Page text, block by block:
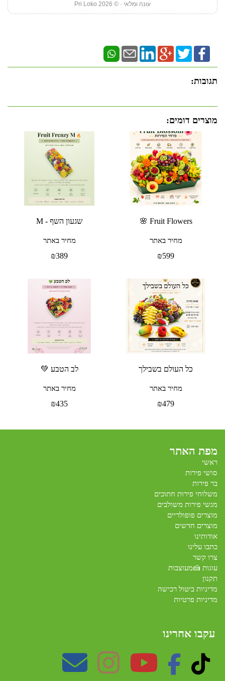
עונה ומלאי · © Pri Loko 2026
תגובות:
מוצרים דומים:
Fruit Flowers 🌸
מחיר באתר
₪599
שגעון השף - M
מחיר באתר
₪389
כל העולם בשבילך
מחיר באתר
₪479
לב הטבע 💚
מחיר באתר
₪435
מפת האתר
ראשי
סושי פירות
בר פירות
משלוחי פירות חתוכים
מגשי פירות משולבים
מוצרים פופולריים
מוצרים חדשים
אודותינו
כתבו עלינו
צרו קשר
עוגות 🍰מעוצבות
תקנון
מדיניות ביטול רכישה
מדיניות פרטיות
עקבו אחרינו